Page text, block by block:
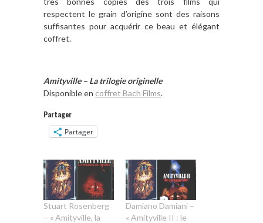
respectent le grain d’origine sont des raisons
suffisantes pour acquérir ce beau et élégant
coffret.
Amityville – La trilogie originelle
Disponible en coffret Bach Films.
Partager
Partager
Stuart Rosenberg
– « Amityville, la
Damiano Damiani –
« Amityville II : le